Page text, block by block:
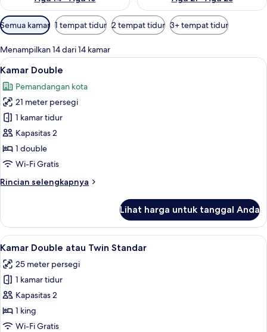
Filter
tersedia
untuk
kamar
Semua kamar 1 tempat tidur 2 tempat tidur 3+ tempat tidur
Menampilkan 14 dari 14 kamar
Lihat
semua
foto
untuk
Kamar
Double
Brankas, ruang kerja ramah laptop,
4
Kamar Double
Pemandangan kota
21 meter persegi
1 kamar tidur
Kapasitas 2
1 double
Wi-Fi Gratis
Rincian selengkapnya
Rincian
Kamar
Double
Lihat harga untuk tanggal Anda
Lihat
semua
foto
untuk
Kamar
Double
atau
Brankas, ruang kerja ramah laptop,
4
Kamar Double atau Twin Standar
25 meter persegi
1 kamar tidur
Kapasitas 2
1 king
Wi-Fi Gratis